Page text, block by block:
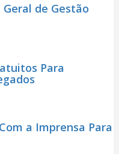
Geral de Gestão
Para
a Imprensa Para